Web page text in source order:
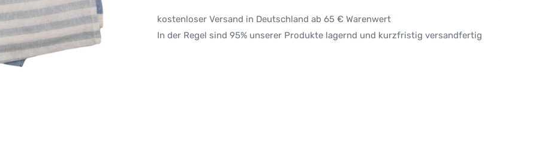
kostenloser Versand in Deutschland ab 65 € Warenwert
In der Regel sind 95% unserer Produkte lagernd und kurzfristig versandfertig